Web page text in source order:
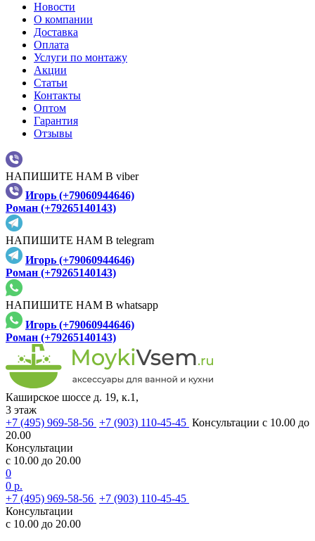
Новости
О компании
Доставка
Оплата
Услуги по монтажу
Акции
Статьи
Контакты
Оптом
Гарантия
Отзывы
НАПИШИТЕ НАМ В viber
Игорь (+79060944646)
Роман (+79265140143)
НАПИШИТЕ НАМ В telegram
Игорь (+79060944646)
Роман (+79265140143)
НАПИШИТЕ НАМ В whatsapp
Игорь (+79060944646)
Роман (+79265140143)
Каширское шоссе д. 19, к.1,
3 этаж
+7 (495) 969-58-56 +7 (903) 110-45-45 Консультации с 10.00 до
20.00
Консультации
с 10.00 до 20.00
0
0 р.
+7 (495) 969-58-56 +7 (903) 110-45-45
Консультации
с 10.00 до 20.00